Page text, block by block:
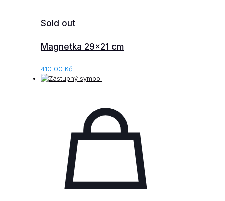
Sold out
Magnetka 29×21 cm
410.00 Kč